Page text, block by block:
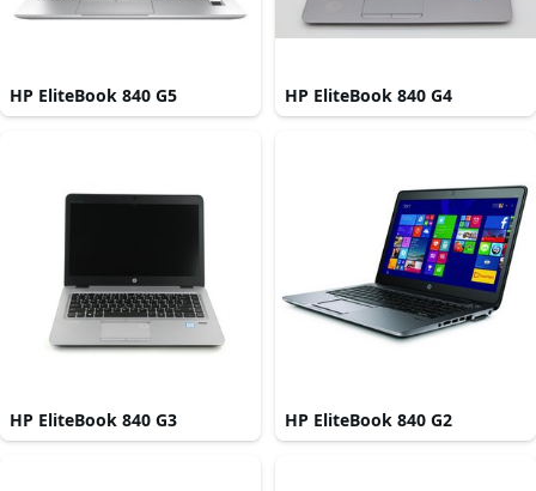
HP EliteBook 840 G5 HP EliteBook 840 G4
HP EliteBook 840 G3 HP EliteBook 840 G2